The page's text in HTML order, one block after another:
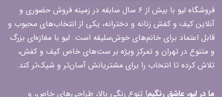
فروشگاه لیو با بیش از ۶ سال سابقه در زمینه فروش حضوری و
آنلاین کیف و کفش زنانه و دخترانه، یکی از انتخاب‌های محبوب و
قابل اعتماد برای خانم‌های خوش‌سلیقه است. لیو با مغازه‌ای بزرگ
و متنوع در تهران و تمرکز ویژه بر ست‌های خاص کیف و کفش،
تلاش کرده تا انتخاب را برای مشتریانش آسان‌تر و شیک‌تر کند.
ما در لیو، عاشق رنگیم! تنوع رنگی بالا، طراحی‌های خاص، و